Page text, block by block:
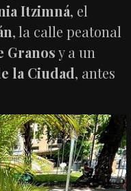
Itzimná, el
, la calle peatonal
Granosy a un
la Ciudad, antes